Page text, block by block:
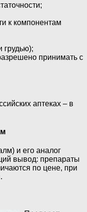
к компонентам
грудью);
принимать с
аптеках – в
и его аналог
вывод: препараты
по цене, при